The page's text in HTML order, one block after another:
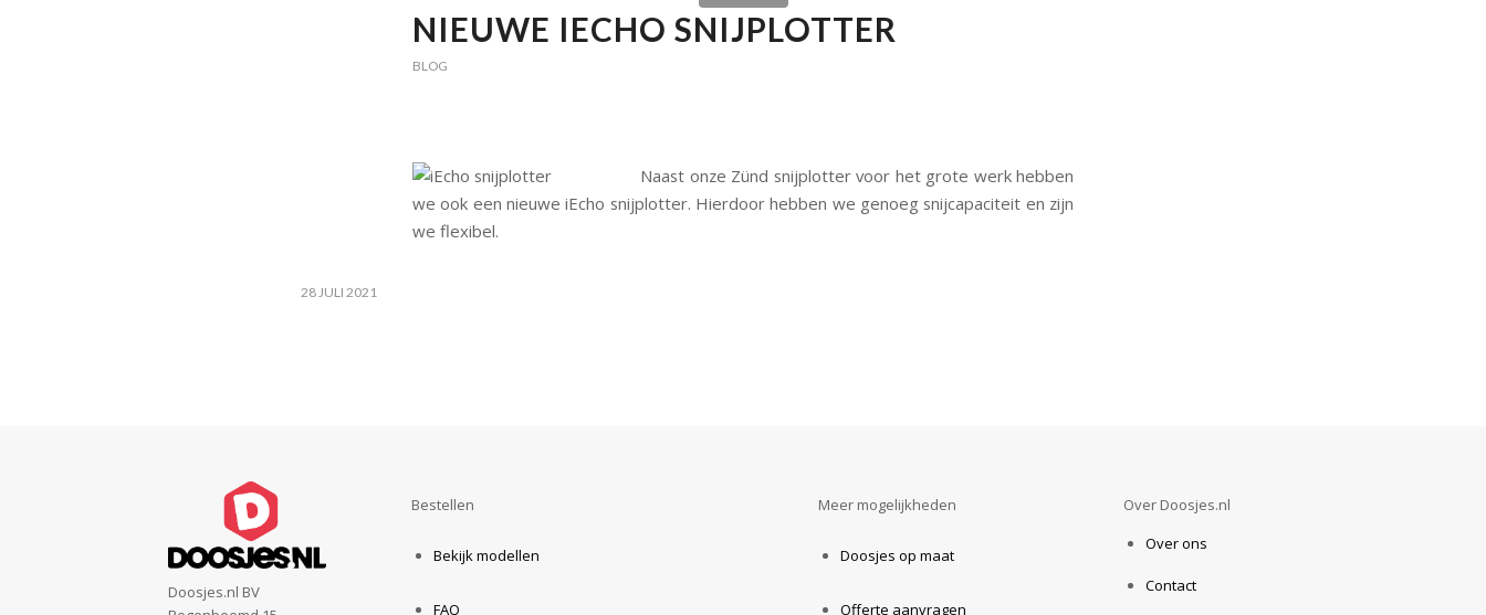
NIEUWE IECHO SNIJPLOTTER
BLOG
Naast onze Zünd snijplotter voor het grote werk hebben
we ook een nieuwe iEcho snijplotter. Hierdoor hebben we genoeg snijcapaciteit en zijn
we flexibel.
28 JULI 2021
Doosjes.nl BV
Bestellen
Bekijk modellen
FAQ
Meer mogelijkheden
Doosjes op maat
Offerte aanvragen
Over Doosjes.nl
Over ons
Contact